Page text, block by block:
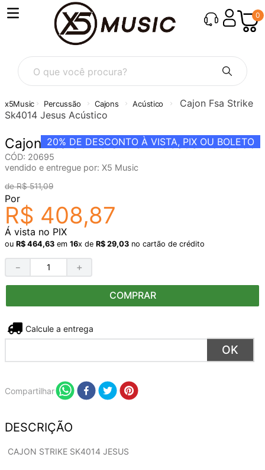
0
O que você procura?
Percussão Cajons Acústico
Cajon Fsa Strike
Sk4014 Jesus Acústico
20% DE DESCONTO À VISTA, PIX OU BOLETO
Cajon Fsa Strike Sk4014 Jesus Acústico
CÓD: 20695
vendido e entregue por: X5 Music
R$ 511,09
Por
R$ 408,87
Á vista no PIX
ou R$ 464,63 em 16x de R$ 29,03 no cartão de crédito
＋
－
COMPRAR
Não sei meu CEP
Compartilhar
DESCRIÇÃO
CAJON STRIKE SK4014 JESUS